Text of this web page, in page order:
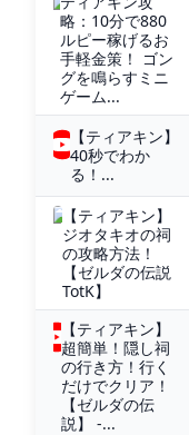
略：10分で880
ルピー稼げるお
手軽金策！ ゴン
グを鳴らすミニ
ゲーム...
【ティアキン】
40秒でわか
る！...
【ティアキン】
ジオタキオの祠
の攻略方法！
【ゼルダの伝説
TotK】
【ティアキン】
超簡単！隠し祠
の行き方！行く
だけでクリア！
【ゼルダの伝
説】 -...